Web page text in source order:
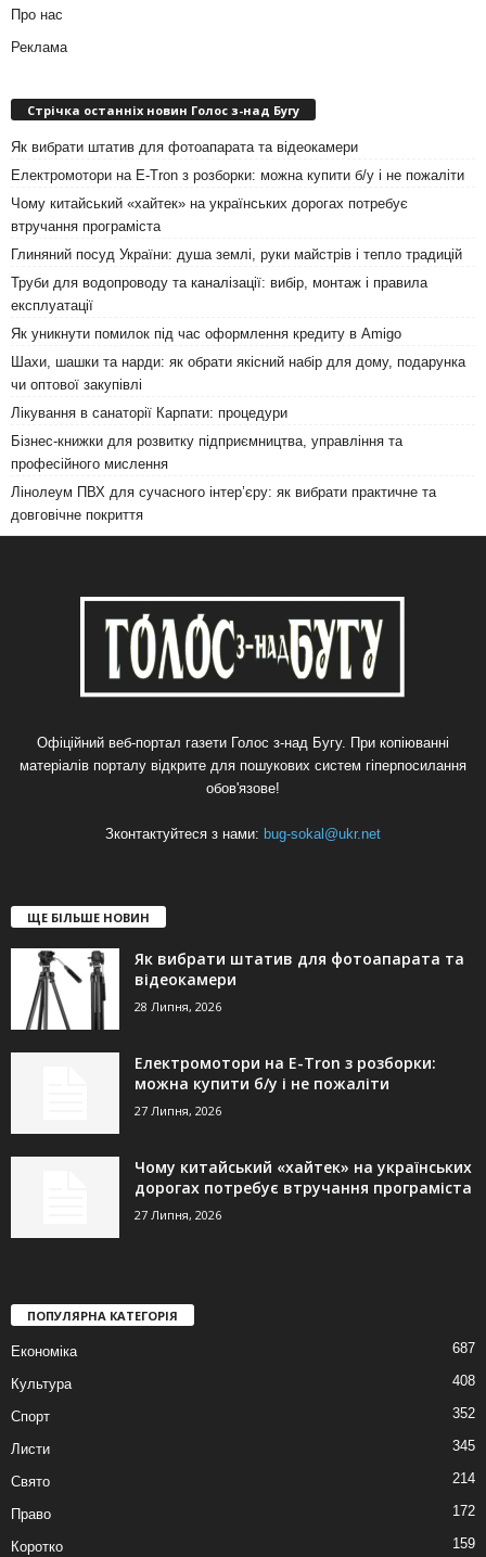
Про нас
Реклама
Стрічка останніх новин Голос з-над Бугу
Як вибрати штатив для фотоапарата та відеокамери
Електромотори на E-Tron з розборки: можна купити б/у і не пожаліти
Чому китайський «хайтек» на українських дорогах потребує
втручання програміста
Глиняний посуд України: душа землі, руки майстрів і тепло традицій
Труби для водопроводу та каналізації: вибір, монтаж і правила
експлуатації
Як уникнути помилок під час оформлення кредиту в Amigo
Шахи, шашки та нарди: як обрати якісний набір для дому, подарунка
чи оптової закупівлі
Лікування в санаторії Карпати: процедури
Бізнес-книжки для розвитку підприємництва, управління та
професійного мислення
Лінолеум ПВХ для сучасного інтер’єру: як вибрати практичне та
довговічне покриття
Офіційний веб-портал газети Голос з-над Бугу. При копіюванні
матеріалів порталу відкрите для пошукових систем гіперпосилання
обов'язове!
Зконтактуйтеся з нами: bug-sokal@ukr.net
ЩЕ БІЛЬШЕ НОВИН
Як вибрати штатив для фотоапарата та
відеокамери
28 Липня, 2026
Електромотори на E-Tron з розборки:
можна купити б/у і не пожаліти
27 Липня, 2026
Чому китайський «хайтек» на українських
дорогах потребує втручання програміста
27 Липня, 2026
ПОПУЛЯРНА КАТЕГОРІЯ
Економіка 687
Культура 408
Спорт 352
Листи 345
Свято 214
Право 172
Коротко 159